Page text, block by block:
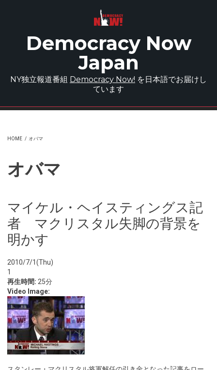
Democracy Now
Japan
NY独立報道番組 Democracy Now! を日本語でお届けし
ています
HOME / オバマ
オバマ
マイケル・ヘイスティングス記
者 マクリスタル失脚の背景を
明かす
2010/7/1(Thu)
1
再生時間: 25分
Video Image: